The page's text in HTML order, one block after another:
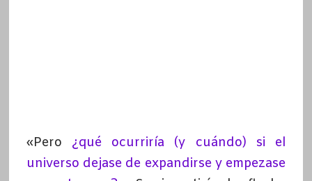
«Pero ¿qué ocurriría (y cuándo) si el
universo dejase de expandirse y empezase